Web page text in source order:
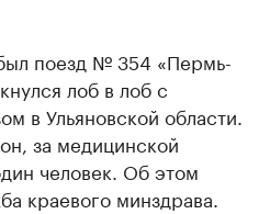
поезд № 354 «Пермь-
лоб в лоб с
в Ульяновской области.
за медицинской
человек. Об этом
краевого минздрава.